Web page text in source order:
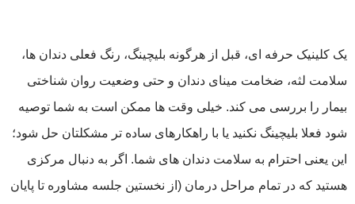
یک کلینیک حرفه ‌ای، قبل از هرگونه بلیچینگ، رنگ فعلی دندان‌ ها،
سلامت لثه، ضخامت مینای دندان و حتی وضعیت روان‌ شناختی
بیمار را بررسی می‌ کند. خیلی وقت‌ ها ممکن است به شما توصیه
شود فعلا بلیچینگ نکنید یا با راهکارهای ساده‌ تر مشکلتان حل شود؛
این یعنی احترام به سلامت دندان ‌های شما. اگر به دنبال مرکزی
هستید که در تمام مراحل درمان (از نخستین جلسه مشاوره تا پایان